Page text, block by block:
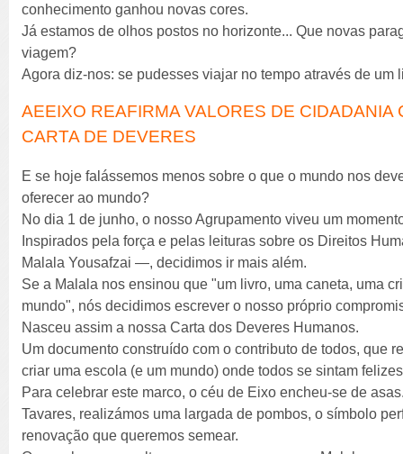
conhecimento ganhou novas cores.
Já estamos de olhos postos no horizonte... Que novas
viagem?
Agora diz-nos: se pudesses viajar no tempo através de
AEEIXO REAFIRMA VALORES DE CIDADANIA
CARTA DE DEVERES
E se hoje falássemos menos sobre o que o mundo nos
oferecer ao mundo?
No dia 1 de junho, o nosso Agrupamento viveu um
Inspirados pela força e pelas leituras sobre os Direitos
Malala Yousafzai —, decidimos ir mais além.
Se a Malala nos ensinou que "um livro, uma caneta, uma
mundo", nós decidimos escrever o nosso próprio
Nasceu assim a nossa Carta dos Deveres Humanos.
Um documento construído com o contributo de todos, que
criar uma escola (e um mundo) onde todos se sintam
Para celebrar este marco, o céu de Eixo encheu-se de
Tavares, realizámos uma largada de pombos, o símbolo
renovação que queremos semear.